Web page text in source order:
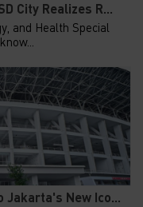
City Realizes R...
and Health Special
Jakarta's New Ico...